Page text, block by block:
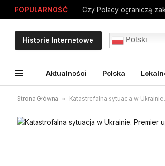
POPULARNOŚĆ
Historie Internetowe Polski
Aktualności Polska
Strona Główna » Katastrofalna sytuacja w